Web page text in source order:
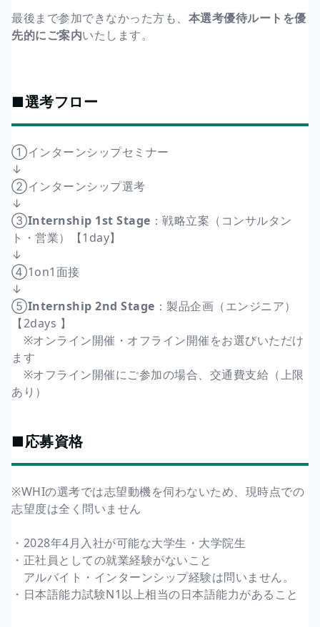
最後まで参加できなかった方も、 本選考優待ルートを優
先的にご案内いたします。
■選考フロー
①インターンシップセミナー
↓
②インターンシップ選考
↓
③Internship 1st Stage ：戦略立案（コンサルタン
ト・営業）【1day】
↓
④1on1面接
↓
⑤Internship 2nd Stage ：製品企画（エンジニア）
【2days 】
※オンライン開催・オフライン開催をお選びいただけ
ます
※オフライン開催にご参加の場合、交通費支給（上限
あり）
■応募資格
※WHIの選考では志望動機を伺わないため、現時点での
志望度は全く問いません
・2028年4月入社が可能な大学生・大学院生
・正社員としての就業経験がないこと
アルバイト・インターンシップ経験は問いません。
・日本語能力試験N1以上相当の日本語能力があること